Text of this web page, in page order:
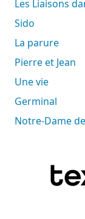
Les Liaisons
Sido
La parure
Pierre et Jean
Une vie
Germinal
Notre-Dame